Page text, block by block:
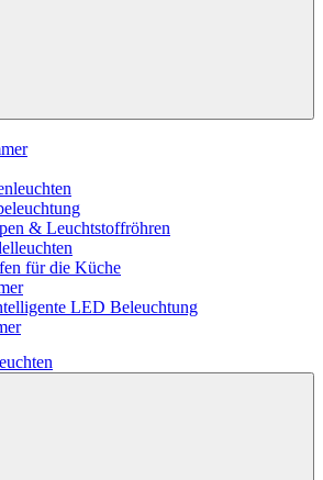
& Leuchtstoffröhren
für die Küche
LED Beleuchtung